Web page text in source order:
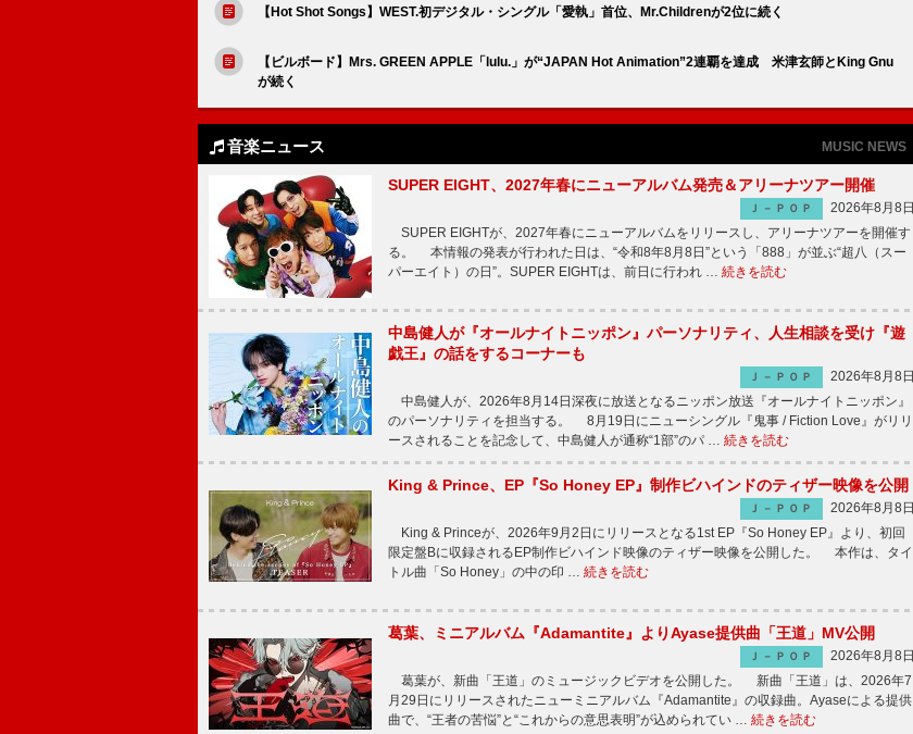
【Hot Shot Songs】WEST.初デジタル・シングル「愛執」首位、Mr.Childrenが2位に続く
【ビルボード】Mrs. GREEN APPLE「lulu.」が“JAPAN Hot Animation”2連覇を達成 米津玄師とKing Gnu
が続く
音楽ニュース MUSIC NEWS
SUPER EIGHT、2027年春にニューアルバム発売＆アリーナツアー開催
Ｊ－ＰＯＰ
2026年8月8日
SUPER EIGHTが、2027年春にニューアルバムをリリースし、アリーナツアーを開催す
る。 本情報の発表が行われた日は、“令和8年8月8日”という「888」が並ぶ“超八（スー
パーエイト）の日”。SUPER EIGHTは、前日に行われ … 続きを読む
中島健人が『オールナイトニッポン』パーソナリティ、人生相談を受け『遊
戯王』の話をするコーナーも
Ｊ－ＰＯＰ
2026年8月8日
中島健人が、2026年8月14日深夜に放送となるニッポン放送『オールナイトニッポン』
のパーソナリティを担当する。 8月19日にニューシングル『鬼事 / Fiction Love』がリリ
ースされることを記念して、中島健人が通称“1部”のパ … 続きを読む
King & Prince、EP『So Honey EP』制作ビハインドのティザー映像を公開
Ｊ－ＰＯＰ
2026年8月8日
King & Princeが、2026年9月2日にリリースとなる1st EP『So Honey EP』より、初回
限定盤Bに収録されるEP制作ビハインド映像のティザー映像を公開した。 本作は、タイ
トル曲「So Honey」の中の印 … 続きを読む
葛葉、ミニアルバム『Adamantite』よりAyase提供曲「王道」MV公開
Ｊ－ＰＯＰ
2026年8月8日
葛葉が、新曲「王道」のミュージックビデオを公開した。 新曲「王道」は、2026年7
月29日にリリースされたニューミニアルバム『Adamantite』の収録曲。Ayaseによる提供
曲で、“王者の苦悩”と“これからの意思表明”が込められてい … 続きを読む